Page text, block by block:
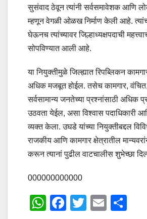
सुसंवाद ठेवून त्यांनी सर्वसमावेशक आणि
म्हणून वेगळी ओळख निर्माण केली आहे.
घेऊनच त्यांच्यावर जिल्हाध्यक्षपदाची
सोपविण्यात आली आहे.
या नियुक्तीमुळे जिल्ह्यात रिपब्लिकन
अधिक मजबूत होईल. तसेच कामगार,
सर्वसामान्य जनतेच्या प्रश्नांसाठी अधिक
उठवता येईल, असा विश्वास पदाधिकारी
व्यक्त केला. उघडे यांच्या नियुक्तीबद्दल
राजकीय आणि कामगार क्षेत्रातील
करून त्यानां पुढील वाटचालीस शुभेच्छा
000000000000
W
F
T
E